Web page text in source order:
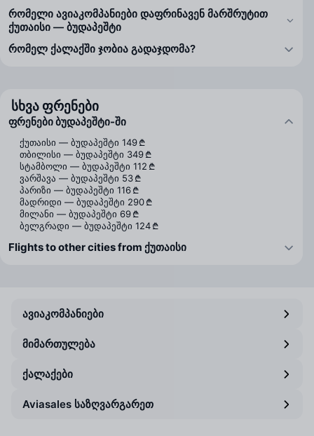
რომელი ავიაკომპანიები დაფრინავენ მარშრუტით
ქუთაისი — ბუდაპეშტი
რომელ ქალაქში ჯობია გადაჯდომა?
სხვა ფრენები
ფრენები ბუდაპეშტი-ში
ქუთაისი — ბუდაპეშტი 149 ₾
თბილისი — ბუდაპეშტი 349 ₾
სტამბოლი — ბუდაპეშტი 112 ₾
ვარშავა — ბუდაპეშტი 53 ₾
პარიზი — ბუდაპეშტი 116 ₾
მადრიდი — ბუდაპეშტი 290 ₾
მილანი — ბუდაპეშტი 69 ₾
ბელგრადი — ბუდაპეშტი 124 ₾
Flights to other cities from ქუთაისი
ავიაკომპანიები
მიმართულება
ქალაქები
Aviasales საზღვარგარეთ